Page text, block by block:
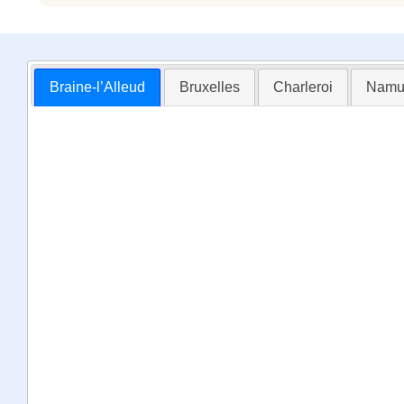
Braine-l’Alleud Bruxelles Charleroi